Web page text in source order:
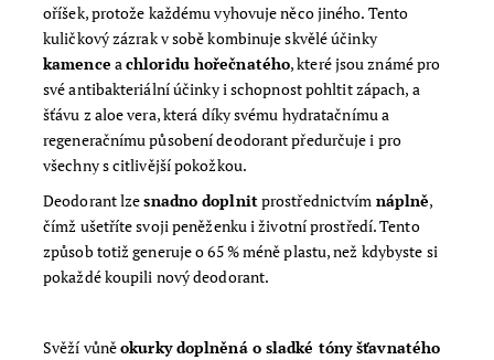
oříšek, protože každému vyhovuje něco jiného. Tento
kuličkový zázrak v sobě kombinuje skvělé účinky
kamence achloridu hořečnatého, které jsou známé pro
své antibakteriální účinky i schopnost pohltit zápach, a
šťávu z aloe vera, která díky svému hydratačnímu a
regeneračnímu působení deodorant předurčuje i pro
všechny s citlivější pokožkou.
Deodorant lzesnadno doplnitprostřednictvím náplně,
čímž ušetříte svoji peněženku i životní prostředí. Tento
způsob totiž generuje o 65 % méně plastu, než kdybyste si
pokaždé koupili nový deodorant.
Svěží vůněokurky doplněná o sladké tóny šťavnatého